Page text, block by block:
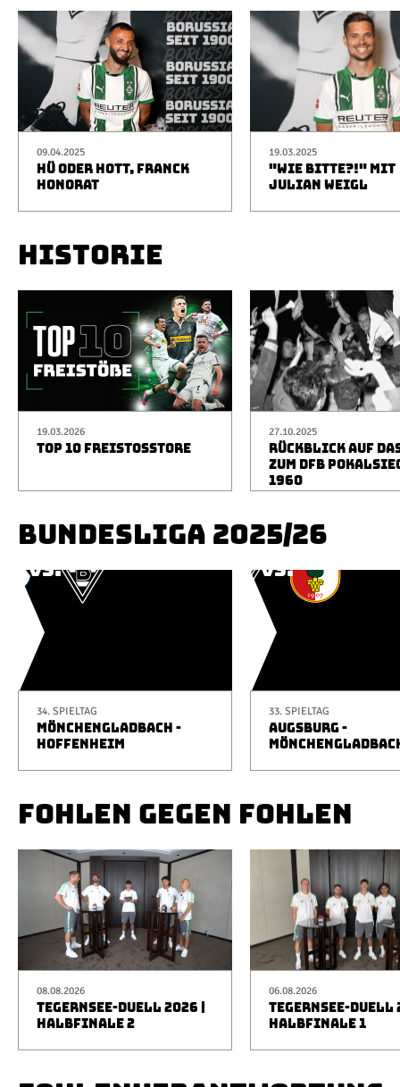
09.04.2025
HÜ ODER HOTT, FRANCK
HONORAT
19.03.2025
"WIE BITTE?!" MIT
JULIAN WEIGL
HISTORIE
19.03.2026
TOP 10 FREISTOSSTORE
27.10.2025
RÜCKBLICK AUF
ZUM DFB
1960
BUNDESLIGA 2025/26
34. SPIELTAG
MÖNCHENGLADBACH -
HOFFENHEIM
33. SPIELTAG
AUGSBURG -
FOHLEN GEGEN FOHLEN
08.08.2026
TEGERNSEE-DUELL 2026 |
HALBFINALE 2
06.08.2026
TEGERNSEE-DUELL
HALBFINALE 1